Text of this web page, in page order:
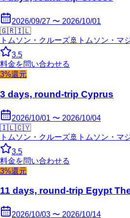
2026/09/27 〜 2026/10/01
🇬🇷🇮🇱
トムソン・クルーズ🚢 トムソン・マ
3.5
料金を問い合わせる
3%還元
3 days, round-trip Cyprus
2026/10/01 〜 2026/10/04
🇮🇱🇨🇾
トムソン・クルーズ🚢 トムソン・マ
3.5
料金を問い合わせる
3%還元
11 days, round-trip Egypt
2026/10/03 〜 2026/10/14